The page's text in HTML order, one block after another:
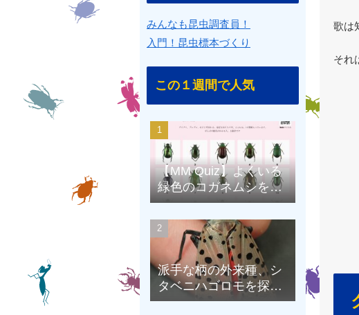
歌は
それ
みんなも昆虫調査員！
入門！昆虫標本づくり
この１週間で人気
【MM Quiz】よくいる
緑色のコガネムシを、
克服しよう！
派手な柄の外来種、シ
タベニハゴロモを探そ
う